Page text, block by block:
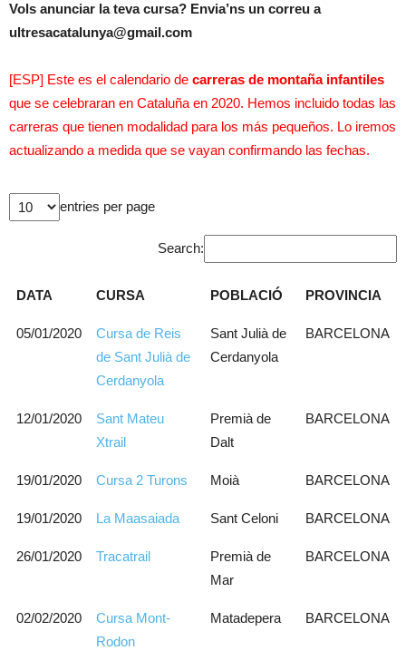
Vols anunciar la teva cursa? Envia’ns un correu a
ultresacatalunya@gmail.com
[ESP] Este es el calendario de carreras de montaña infantiles
que se celebraran en Cataluña en 2020. Hemos incluido todas las
carreras que tienen modalidad para los más pequeños. Lo iremos
actualizando a medida que se vayan confirmando las fechas.
entries per page
Search:
DATA CURSA POBLACIÓ PROVINCIA
05/01/2020
Cursa de Reis
de Sant Julià de
Cerdanyola
Sant Julià de
Cerdanyola
BARCELONA
12/01/2020
Sant Mateu
Xtrail
Premià de
Dalt
BARCELONA
19/01/2020 Cursa 2 Turons Moià BARCELONA
19/01/2020 La Maasaiada Sant Celoni BARCELONA
26/01/2020 Tracatrail
Premià de
Mar
BARCELONA
02/02/2020
Cursa Mont-
Rodon
Matadepera BARCELONA